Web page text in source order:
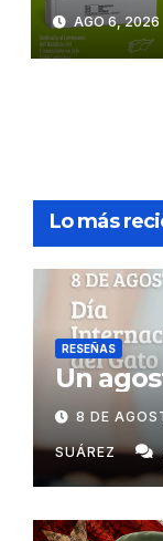
AGO 6, 2026
Lo más
RESEÑAS
Un
8 DE
SUÁREZ